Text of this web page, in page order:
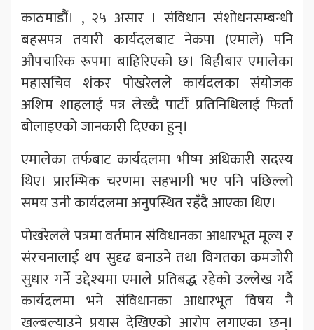
काठमाडौं। , २५ असार । संविधान संशोधनसम्बन्धी
बहसपत्र तयारी कार्यदलबाट नेकपा (एमाले) पनि
औपचारिक रूपमा बाहिरिएको छ। बिहीबार एमालेका
महासचिव शंकर पोखरेलले कार्यदलका संयोजक
अशिम शाहलाई पत्र लेख्दै पार्टी प्रतिनिधिलाई फिर्ता
बोलाइएको जानकारी दिएका हुन्।
एमालेका तर्फबाट कार्यदलमा भीष्म अधिकारी सदस्य
थिए। प्रारम्भिक चरणमा सहभागी भए पनि पछिल्लो
समय उनी कार्यदलमा अनुपस्थित रहँदै आएका थिए।
पोखरेलले पत्रमा वर्तमान संविधानका आधारभूत मूल्य र
संरचनालाई थप सुदृढ बनाउने तथा विगतका कमजोरी
सुधार गर्ने उद्देश्यमा एमाले प्रतिबद्ध रहेको उल्लेख गर्दै
कार्यदलमा भने संविधानका आधारभूत विषय नै
खल्बल्याउने प्रयास देखिएको आरोप लगाएका छन्।